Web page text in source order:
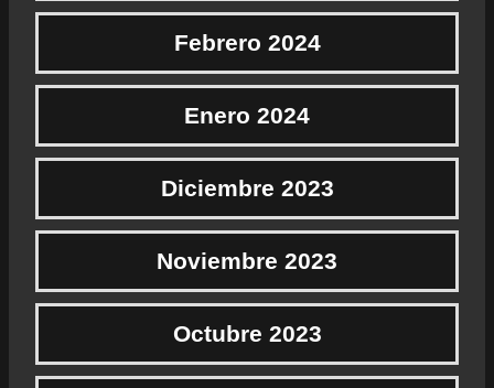
Febrero 2024
Enero 2024
Diciembre 2023
Noviembre 2023
Octubre 2023